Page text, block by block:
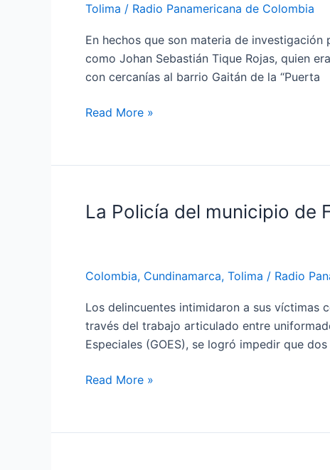
Tolima / Radio Panamericana de Colombia
En hechos que son materia de
como Johan Sebastián Tique Rojas, quien
con cercanías al barrio Gaitán de la “Puerta
un
criminal
identificado
alias
Read More »
La Policía del municipio de
Colombia, Cundinamarca, Tolima / Radio
Los delincuentes intimidaron a sus víctimas
través del trabajo articulado entre
Especiales (GOES), se logró impedir que
La
de
Flandes,
Tolima,
logró
impedir
el
una
Read More »